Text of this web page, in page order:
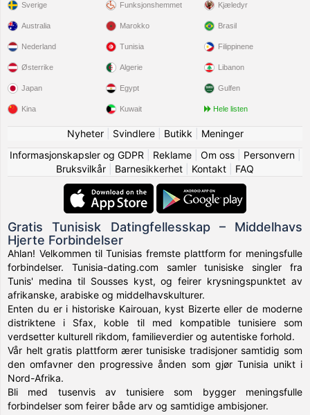
Sverige Funksjonshemmet Kjæledyr
Australia
Nederland
Østerrike
Japan
Kina
Marokko
Tunisia
Algerie
Egypt
Kuwait
Brasil
Filippinene
Libanon
Gulfen
Hele listen
Nyheter| Svindlere| Butikk
Meninger
Informasjonskapsler og GDPR
Reklame| Om oss| Personvern|
Bruksvilkår
Barnesikkerhet Kontakt FAQ
Gratis Tunisisk Datingfellesskap – Middelhavs
Hjerte Forbindelser
Ahlan! Velkommen til Tunisias fremste plattform for meningsfulle
forbindelser. Tunisia-dating.com samler tunisiske singler fra
Tunis' medina til Sousses kyst, og feirer krysningspunktet av
afrikanske, arabiske og middelhavskulturer.
Enten du er i historiske Kairouan, kyst Bizerte eller de moderne
distriktene i Sfax, koble til med kompatible tunisiere som
verdsetter kulturell rikdom, familieverdier og autentiske forhold.
Vår helt gratis plattform ærer tunisiske tradisjoner samtidig som
den omfavner den progressive ånden som gjør Tunisia unikt i
Nord-Afrika.
Bli med tusenvis av tunisiere som bygger meningsfulle
forbindelser som feirer både arv og samtidige ambisjoner.